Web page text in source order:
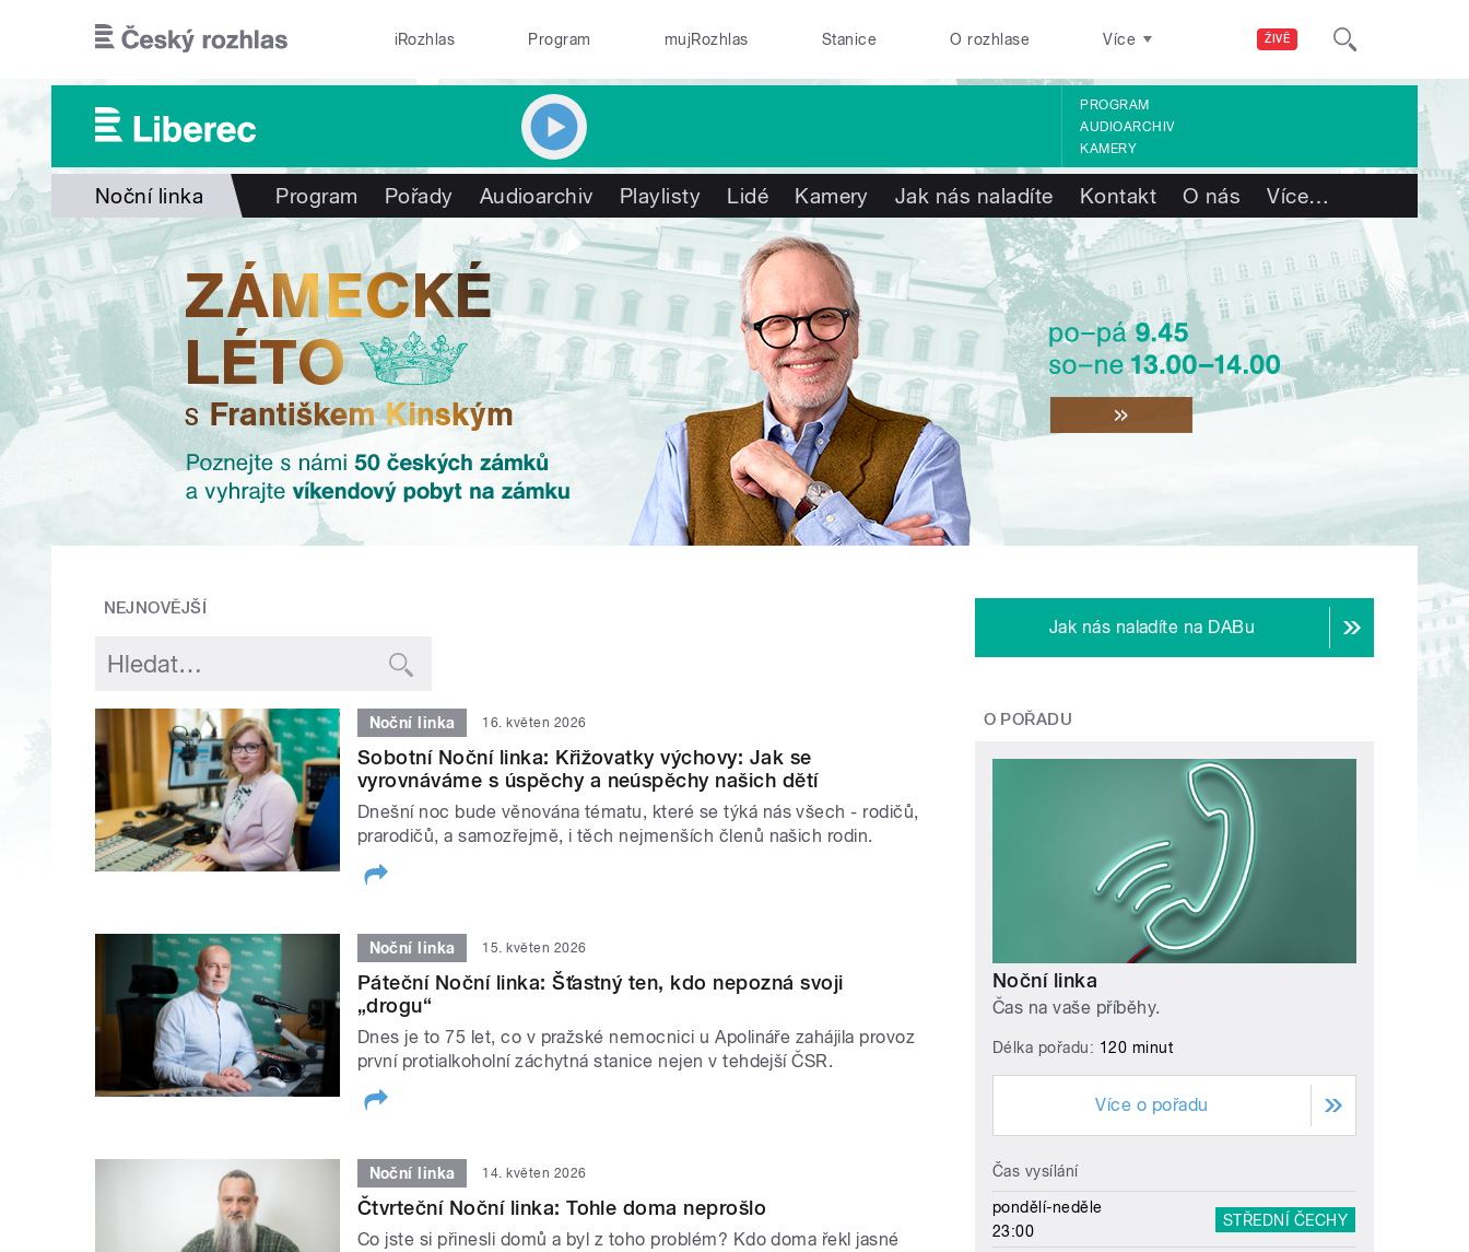
ŽIVĚ
iRozhlas Program mujRozhlas Stanice O rozhlase Více
PROGRAM
AUDIOARCHIV
KAMERY
Noční linka Program Pořady Audioarchiv Playlisty Lidé Kamery Jak nás naladíte Kontakt O nás Více…
NEJNOVĚJŠÍ
Noční linka 16. květen 2026
Sobotní Noční linka: Křižovatky výchovy: Jak se
vyrovnáváme s úspěchy a neúspěchy našich dětí
Dnešní noc bude věnována tématu, které se týká nás všech - rodičů,
prarodičů, a samozřejmě, i těch nejmenších členů našich rodin.
Noční linka 15. květen 2026
Páteční Noční linka: Šťastný ten, kdo nepozná svoji
„drogu“
Dnes je to 75 let, co v pražské nemocnici u Apolináře zahájila provoz
první protialkoholní záchytná stanice nejen v tehdejší ČSR.
Noční linka 14. květen 2026
Čtvrteční Noční linka: Tohle doma neprošlo
Co jste si přinesli domů a byl z toho problém? Kdo doma řekl jasné
Jak nás naladíte na DABu
O POŘADU
Noční linka
Čas na vaše příběhy.
Délka pořadu: 120 minut
Více o pořadu
Čas vysílání
pondělí-neděle
23:00
STŘEDNÍ ČECHY